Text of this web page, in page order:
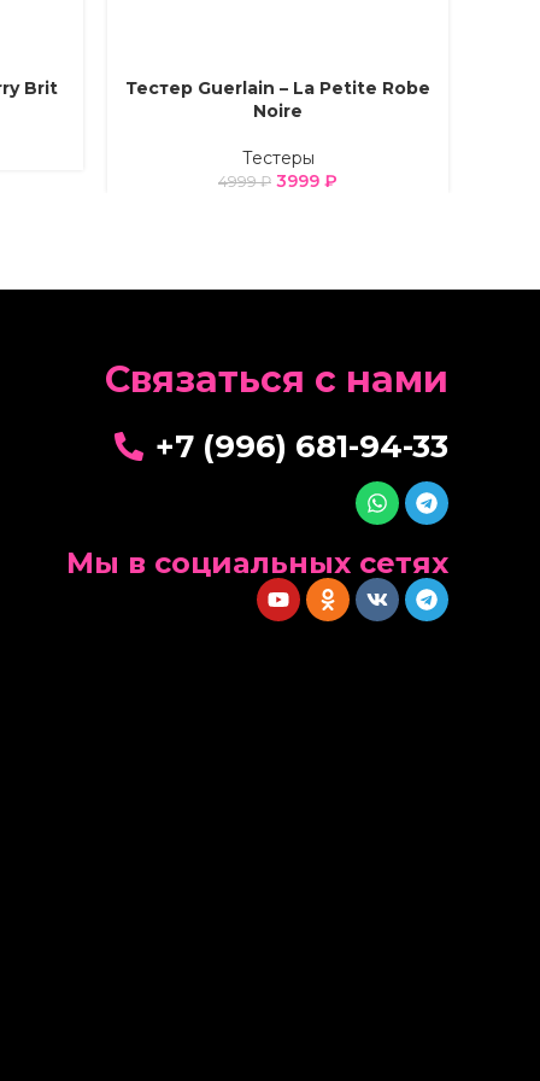
Brit ВЫБЕРИТЕ ПАРАМЕТРЫ
Тестер Guerlain – La Petite Robe
Noire
Тестеры
4999₽ 3999 ₽
Cвязаться с нами
+7 (996) 681-94-33
Мы в социальных сетях